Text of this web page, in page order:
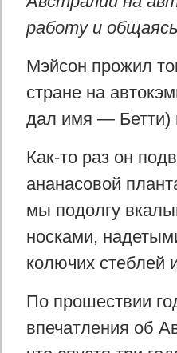
работу и
Мэйсон прожил
стране на
дал имя — Бетти)
Как-то раз он
ананасовой
мы подолгу
носками,
колючих стеблей
По прошествии
впечатления об